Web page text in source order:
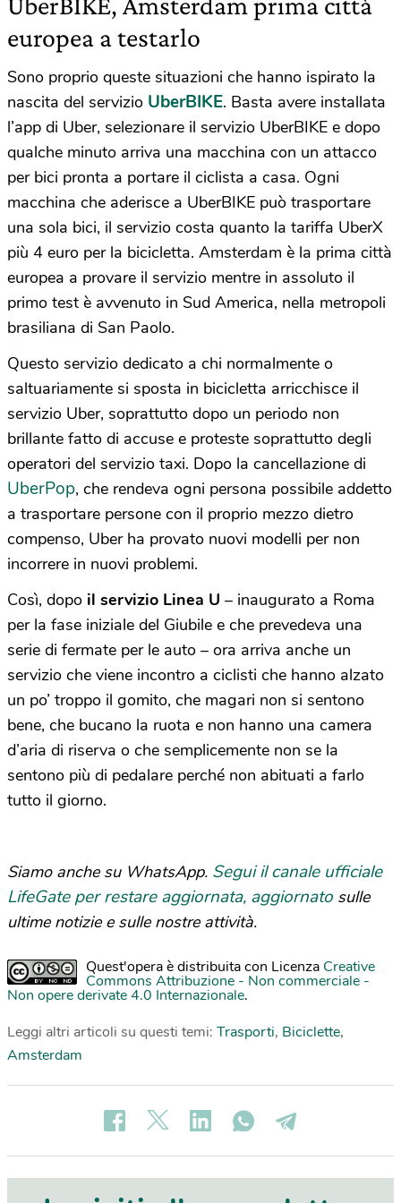
europea a testarlo
Sono proprio queste situazioni che hanno ispirato la
nascita del servizio UberBIKE. Basta avere installata
l’app di Uber, selezionare il servizio UberBIKE e dopo
qualche minuto arriva una macchina con un attacco
per bici pronta a portare il ciclista a casa. Ogni
macchina che aderisce a UberBIKE può trasportare
una sola bici, il servizio costa quanto la tariffa UberX
più 4 euro per la bicicletta. Amsterdam è la prima città
europea a provare il servizio mentre in assoluto il
primo test è avvenuto in Sud America, nella metropoli
brasiliana di San Paolo.
Questo servizio dedicato a chi normalmente o
saltuariamente si sposta in bicicletta arricchisce il
servizio Uber, soprattutto dopo un periodo non
brillante fatto di accuse e proteste soprattutto degli
operatori del servizio taxi. Dopo la cancellazione di
UberPop, che rendeva ogni persona possibile addetto
a trasportare persone con il proprio mezzo dietro
compenso, Uber ha provato nuovi modelli per non
incorrere in nuovi problemi.
Così, dopo il servizio Linea U – inaugurato a Roma
per la fase iniziale del Giubile e che prevedeva una
serie di fermate per le auto – ora arriva anche un
servizio che viene incontro a ciclisti che hanno alzato
un po’ troppo il gomito, che magari non si sentono
bene, che bucano la ruota e non hanno una camera
d’aria di riserva o che semplicemente non se la
sentono più di pedalare perché non abituati a farlo
tutto il giorno.
Siamo anche su WhatsApp. Segui il canale ufficiale
LifeGate per restare aggiornata, aggiornato sulle
ultime notizie e sulle nostre attività.
Quest'opera è distribuita con Licenza Creative
Commons Attribuzione - Non commerciale -
Non opere derivate 4.0 Internazionale.
Leggi altri articoli su questi temi: Trasporti, Biciclette,
Amsterdam